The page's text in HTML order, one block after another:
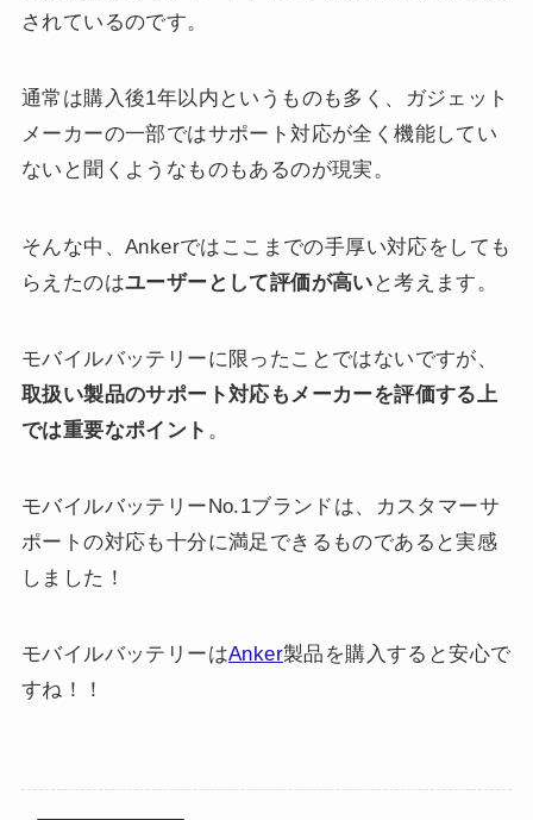
されているのです。
通常は購入後1年以内というものも多く、ガジェット
メーカーの一部ではサポート対応が全く機能してい
ないと聞くようなものもあるのが現実。
そんな中、Ankerではここまでの手厚い対応をしても
らえたのはユーザーとして評価が高い と考えます。
モバイルバッテリーに限ったことではないですが、
取扱い製品のサポート対応もメーカーを評価する上
では重要なポイント 。
モバイルバッテリーNo.1ブランドは、カスタマーサ
ポートの対応も十分に満足できるものであると実感
しました！
モバイルバッテリーはAnker製品を購入すると安心で
すね！！